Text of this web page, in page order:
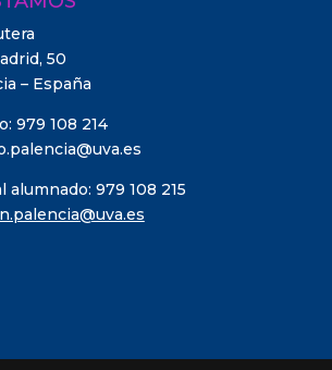
50
– España
979 108 214
alumnado: 979 108 215